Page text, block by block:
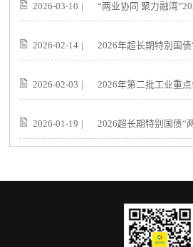
2026-03-10
2026-02-14
2026-02-03
2026-01-19